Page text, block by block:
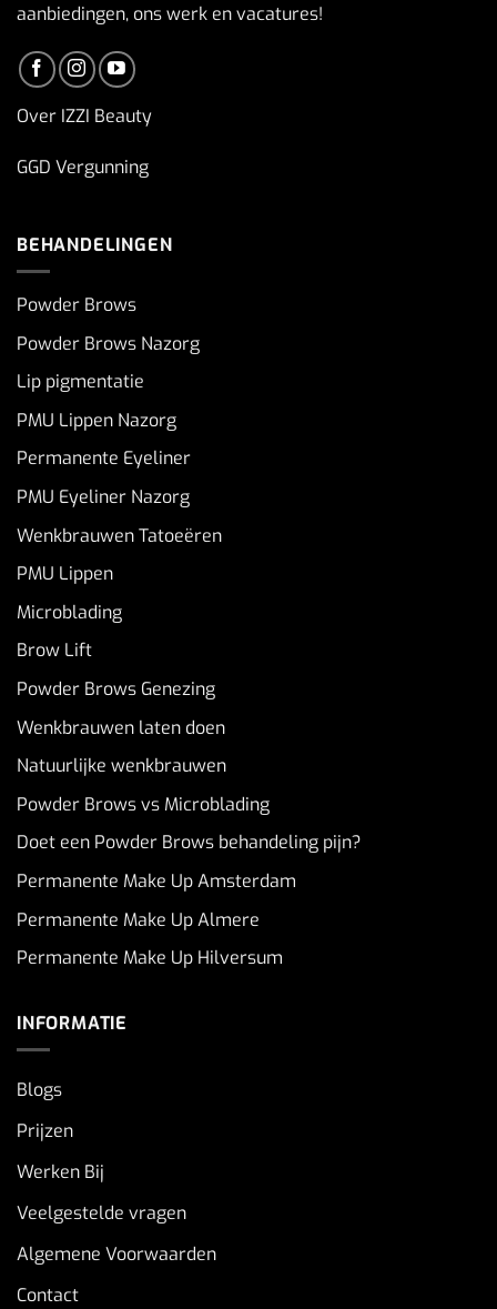
aanbiedingen, ons werk en vacatures!
Over IZZI Beauty
GGD Vergunning
BEHANDELINGEN
Powder Brows
Powder Brows Nazorg
Lip pigmentatie
PMU Lippen Nazorg
Permanente Eyeliner
PMU Eyeliner Nazorg
Wenkbrauwen Tatoeëren
PMU Lippen
Microblading
Brow Lift
Powder Brows Genezing
Wenkbrauwen laten doen
Natuurlijke wenkbrauwen
Powder Brows vs Microblading
Doet een Powder Brows behandeling pijn?
Permanente Make Up Amsterdam
Permanente Make Up Almere
Permanente Make Up Hilversum
INFORMATIE
Blogs
Prijzen
Werken Bij
Veelgestelde vragen
Algemene Voorwaarden
Contact